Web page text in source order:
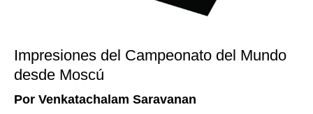
Impresiones del Campeonato del Mundo
desde Moscú
Por Venkatachalam Saravanan